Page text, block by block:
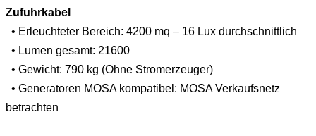
Zufuhrkabel
• Erleuchteter Bereich: 4200 mq – 16 Lux durchschnittlich
• Lumen gesamt: 21600
• Gewicht: 790 kg (Ohne Stromerzeuger)
• Generatoren MOSA kompatibel: MOSA Verkaufsnetz
betrachten